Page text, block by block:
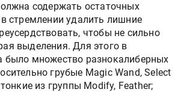
содержать остаточных
стремлении удалить лишние
чтобы не сильно
выделения. Для этого в
было множество разнокалиберных
грубые Мagic Wand, Select
из группы Modify, Feather;